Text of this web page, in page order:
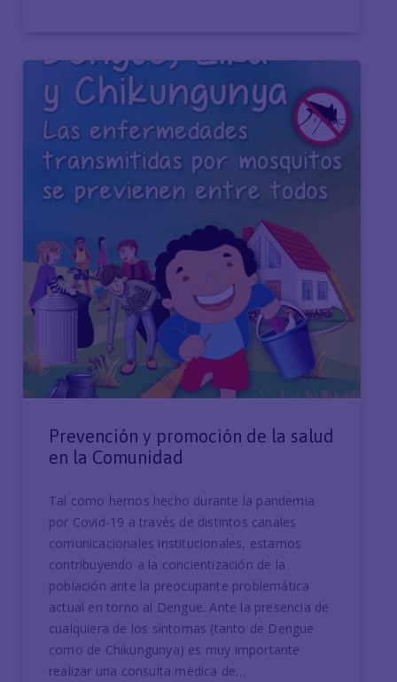
Prevención y promoción de la salud
en la Comunidad
Tal como hemos hecho durante la pandemia
por Covid-19 a través de distintos canales
comunicacionales institucionales, estamos
contribuyendo a la concientización de la
población ante la preocupante problemática
actual en torno al Dengue. Ante la presencia de
cualquiera de los síntomas (tanto de Dengue
como de Chikungunya) es muy importante
realizar una consulta médica de…